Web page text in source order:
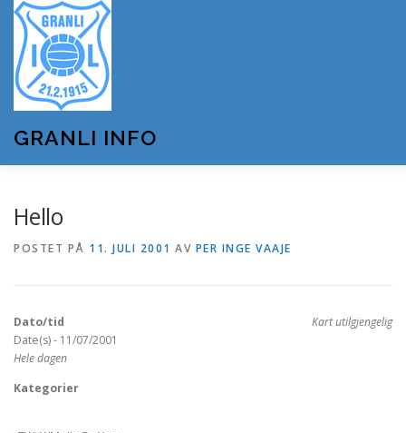
innhold
GRANLI INFO
OM GRANLI INFO
Hello
POSTET PÅ 11. JULI 2001 AV PER INGE VAAJE
Kart utilgjengelig
Dato/tid
Date(s) - 11/07/2001
Hele dagen
Kategorier